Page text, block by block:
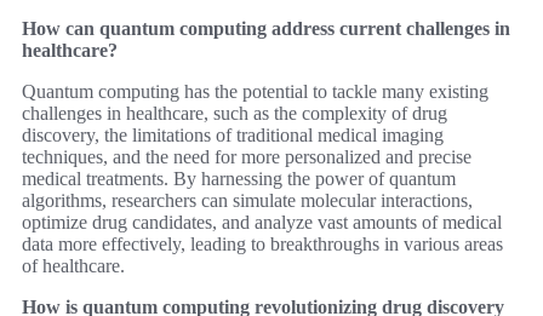
How can quantum computing address current challenges in
healthcare?
Quantum computing has the potential to tackle many existing
challenges in healthcare, such as the complexity of drug
discovery, the limitations of traditional medical imaging
techniques, and the need for more personalized and precise
medical treatments. By harnessing the power of quantum
algorithms, researchers can simulate molecular interactions,
optimize drug candidates, and analyze vast amounts of medical
data more effectively, leading to breakthroughs in various areas
of healthcare.
How is quantum computing revolutionizing drug discovery